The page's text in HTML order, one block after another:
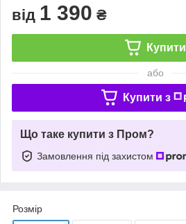
від 1 390 ₴
Купити
або
Купити з
Що таке купити з Пром?
Замовлення під захистом
Розмір